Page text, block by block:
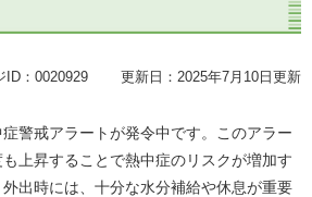
ID：0020929 更新日：2025年7月10日更新
警戒アラートが発令中です。このアラー
上昇することで熱中症のリスクが増加す
出時には、十分な水分補給や休息が重要